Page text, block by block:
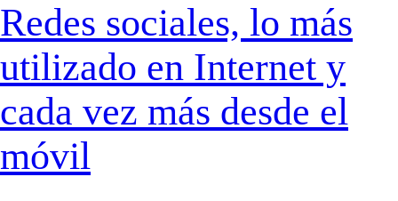
Redes sociales, lo más
utilizado en Internet y
cada vez más desde el
móvil